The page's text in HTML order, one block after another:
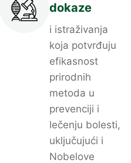
dokaze
i istraživanja
koja potvrđuju
efikasnost
prirodnih
metoda u
prevenciji i
lečenju bolesti,
uključujući i
Nobelove